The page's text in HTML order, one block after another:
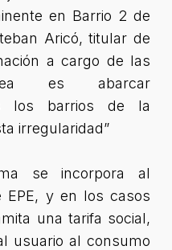
en Barrio 2 de
Aricó, titular de
a cargo de las
es abarcar
los barrios de la
irregularidad”
se incorpora al
EPE, y en los casos
una tarifa social,
usuario al consumo